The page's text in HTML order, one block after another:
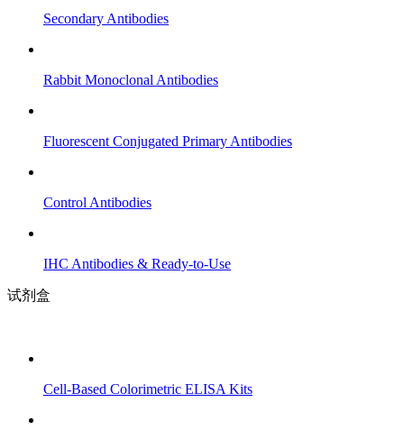
Secondary Antibodies
Rabbit Monoclonal Antibodies
Fluorescent Conjugated Primary Antibodies
Control Antibodies
IHC Antibodies & Ready-to-Use
试剂盒
Cell-Based Colorimetric ELISA Kits